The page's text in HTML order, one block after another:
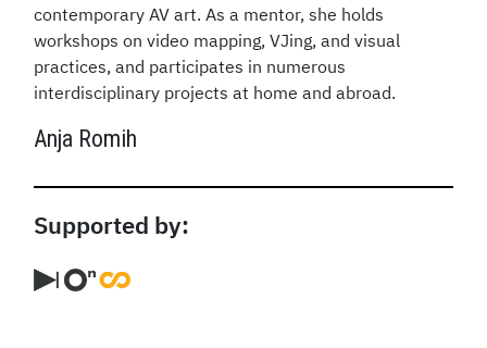
contemporary AV art. As a mentor, she holds
workshops on video mapping, VJing, and visual
practices, and participates in numerous
interdisciplinary projects at home and abroad.
Anja Romih
Supported by: